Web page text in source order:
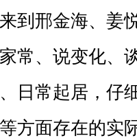
到邢金海、姜
常、说变化、
日常起居，仔
方面存在的实